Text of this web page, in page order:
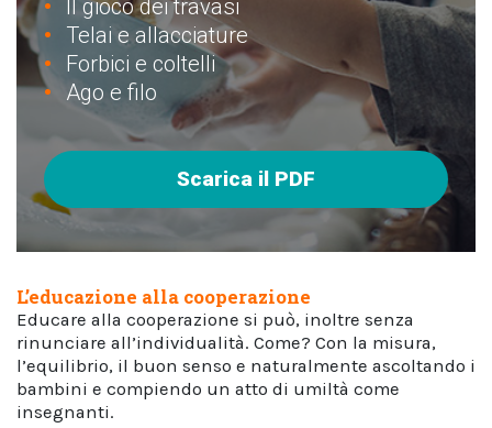
Il gioco dei travasi
Telai e allacciature
Forbici e coltelli
Ago e filo
Scarica il PDF
L’educazione alla cooperazione
Educare alla cooperazione si può, inoltre senza
rinunciare all’individualità. Come? Con la misura,
l’equilibrio, il buon senso e naturalmente ascoltando i
bambini e compiendo un atto di umiltà come
insegnanti.